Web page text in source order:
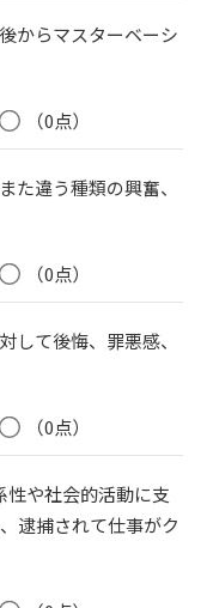
からマスターベーシ
（0点）
た違う種類の興奮、
（0点）
して後悔、罪悪感、
（0点）
性や社会的活動に支
逮捕されて仕事がク